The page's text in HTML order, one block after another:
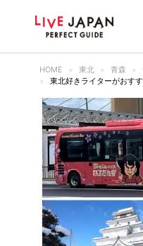
HOME 東北 青森
東北好きライターがおす